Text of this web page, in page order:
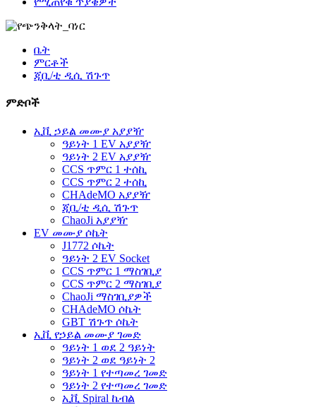
ቤት
ምርቶች
ጂቢ/ቲ ዲሲ ሽጉጥ
ምድቦች
ኢቪ ኃይል መሙያ አያያዥ
ዓይነት 1 EV አያያዥ
ዓይነት 2 EV አያያዥ
CCS ጥምር 1 ተሰኪ
CCS ጥምር 2 ተሰኪ
CHAdeMO አያያዥ
ጂቢ/ቲ ዲሲ ሽጉጥ
ChaoJi አያያዥ
EV መሙያ ሶኬት
J1772 ሶኬት
ዓይነት 2 EV Socket
CCS ጥምር 1 ማስገቢያ
CCS ጥምር 2 ማስገቢያ
ChaoJi ማስገቢያዎች
CHAdeMO ሶኬት
GBT ሽጉጥ ሶኬት
ኢቪ የኃይል መሙያ ገመድ
ዓይነት 1 ወደ 2 ዓይነት
ዓይነት 2 ወደ ዓይነት 2
ዓይነት 1 የተጣመረ ገመድ
ዓይነት 2 የተጣመረ ገመድ
ኢቪ Spiral ኬብል